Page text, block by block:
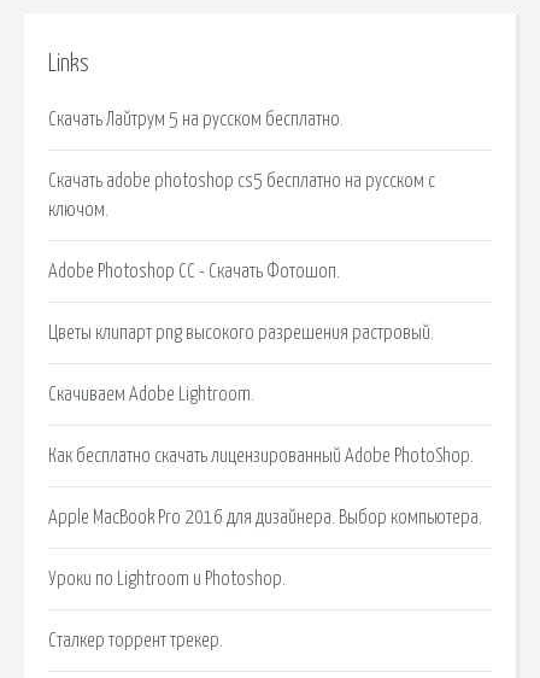
Links
Скачать Лайтрум 5 на русском бесплатно.
Скачать adobe photoshop cs5 бесплатно на русском с
ключом.
Adobe Photoshop CC - Скачать Фотошоп.
Цветы клипарт png высокого разрешения растровый.
Скачиваем Adobe Lightroom.
Как бесплатно скачать лицензированный Adobe PhotoShop.
Apple MacBook Pro 2016 для дизайнера. Выбор компьютера.
Уроки по Lightroom и Photoshop.
Сталкер торрент трекер.